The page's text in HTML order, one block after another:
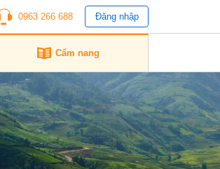
0963 266 688 Đăng nhập
Cẩm nang